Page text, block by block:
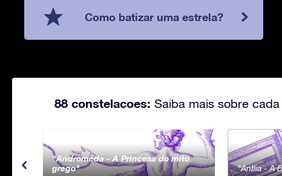
Como batizar uma estrela?
88 constelacoes: Saiba mais sobre
Andromeda - A Princesa do mito
grego
Antlia - A